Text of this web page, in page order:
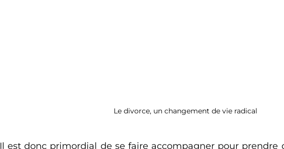
Le divorce, un changement de vie radical
Il est donc primordial de se faire accompagner pour prendre